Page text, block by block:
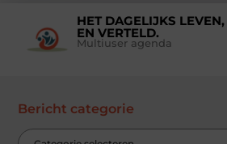
HET DAGELIJKS LEVEN,
EN VERTELD.
Multiuser agenda
Bericht categorie